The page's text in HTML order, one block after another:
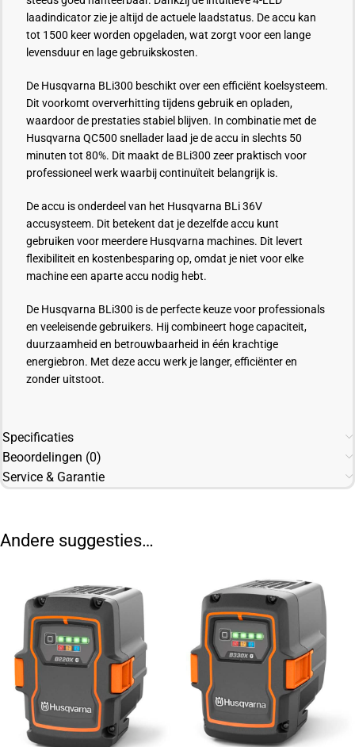
laadindicator zie je altijd de actuele laadstatus. De accu kan
tot 1500 keer worden opgeladen, wat zorgt voor een lange
levensduur en lage gebruikskosten.
De Husqvarna BLi300 beschikt over een efficiënt koelsysteem.
Dit voorkomt oververhitting tijdens gebruik en opladen,
waardoor de prestaties stabiel blijven. In combinatie met de
Husqvarna QC500 snellader laad je de accu in slechts 50
minuten tot 80%. Dit maakt de BLi300 zeer praktisch voor
professioneel werk waarbij continuïteit belangrijk is.
De accu is onderdeel van het Husqvarna BLi 36V
accusysteem. Dit betekent dat je dezelfde accu kunt
gebruiken voor meerdere Husqvarna machines. Dit levert
flexibiliteit en kostenbesparing op, omdat je niet voor elke
machine een aparte accu nodig hebt.
De Husqvarna BLi300 is de perfecte keuze voor professionals
en veeleisende gebruikers. Hij combineert hoge capaciteit,
duurzaamheid en betrouwbaarheid in één krachtige
energiebron. Met deze accu werk je langer, efficiënter en
zonder uitstoot.
Specificaties
Beoordelingen (0)
Service & Garantie
Andere suggesties…